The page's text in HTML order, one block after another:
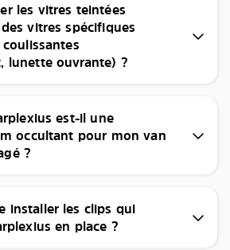
les vitres teintées
vitres spécifiques
lunette ouvrante) ?
est-il une
occultant pour mon van
?
installer les clips qui
en place ?